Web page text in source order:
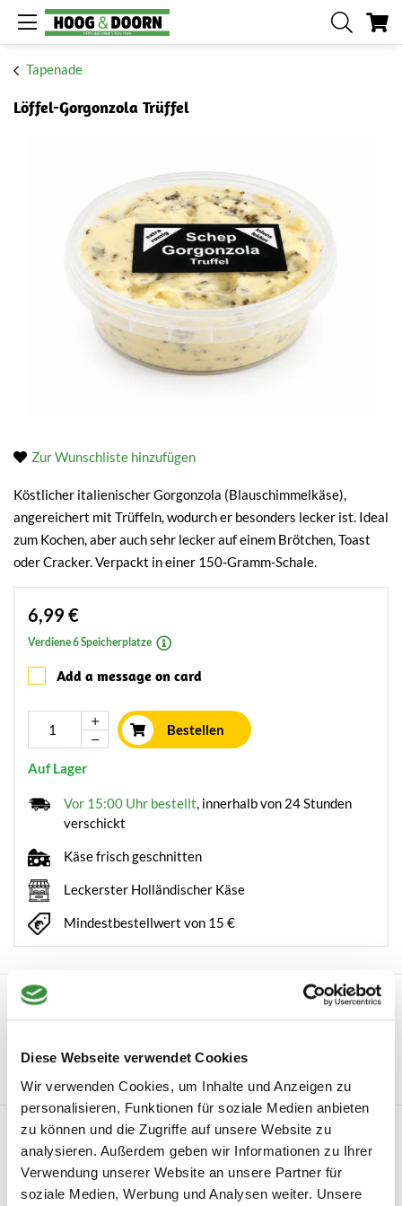
Diese Webseite verwendet Cookies
Wir verwenden Cookies, um Inhalte und Anzeigen zu
personalisieren, Funktionen für soziale Medien anbieten
zu können und die Zugriffe auf unsere Website zu
analysieren. Außerdem geben wir Informationen zu Ihrer
Verwendung unserer Website an unsere Partner für
soziale Medien, Werbung und Analysen weiter. Unsere
Tapenade
Löffel-Gorgonzola Trüffel
Zur Wunschliste hinzufügen
Köstlicher italienischer Gorgonzola (Blauschimmelkäse),
angereichert mit Trüffeln, wodurch er besonders lecker ist. Ideal
zum Kochen, aber auch sehr lecker auf einem Brötchen, Toast
oder Cracker. Verpackt in einer 150-Gramm-Schale.
6,99 €
Verdiene 6 Speicherplatze
Add a message on card
Bestellen
Auf Lager
Vor 15:00 Uhr bestellt, innerhalb von 24 Stunden
verschickt
Käse frisch geschnitten
Leckerster Holländischer Käse
Mindestbestellwert von 15 €
Beschreibung
echte Käseliebhaber ist Blaus...
Mehr lesen
Produktinformation
Artikelnummer 120-004